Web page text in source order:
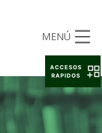
MENÚ
ACCESOS
RAPIDOS